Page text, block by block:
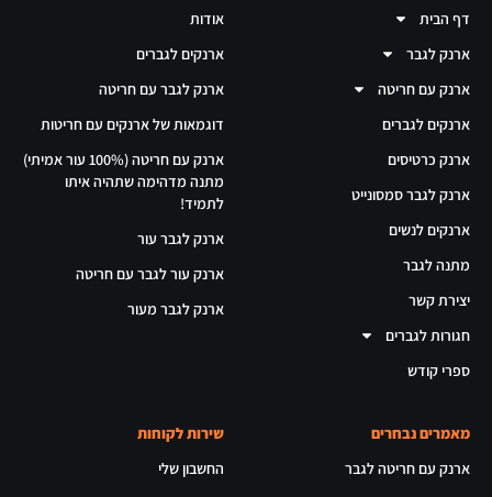
דף הבית
ארנק לגבר
ארנק עם חריטה
ארנקים לגברים
ארנק כרטיסים
ארנק לגבר סמסונייט
ארנקים לנשים
מתנה לגבר
יצירת קשר
חגורות לגברים
ספרי קודש
אודות
ארנקים לגברים
ארנק לגבר עם חריטה
דוגמאות של ארנקים עם חריטות
ארנק עם חריטה (100% עור אמיתי)
מתנה מדהימה שתהיה איתו
לתמיד!
ארנק לגבר עור
ארנק עור לגבר עם חריטה
ארנק לגבר מעור
מאמרים נבחרים
ארנק עם חריטה לגבר
שירות לקוחות
החשבון שלי